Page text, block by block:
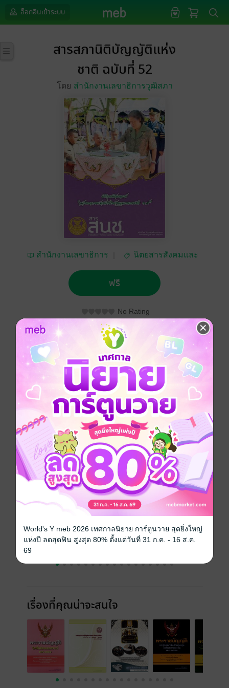
ล็อกอินเข้าระบบ
สารสภานิติบัญญัติแห่ง
ชาติ ฉบับที่ 52
โดย สำนักงานเลขาธิการวุฒิสภา
สำนักงานเลขาธิการ
นิตยสารสังคมและ
ฟรี
No Rating
ติดตาม แชร์
ประเภทไฟล์ pdf
วันที่วางขาย 01 พฤศจิกายน 2561
ความยาว 52 หน้า
ราคาปก
ฉบับย้อนหลัง ดูทั้งหมด
เรื่องที่คุณน่าจะสนใจ
World's Y meb 2026 เทศกาลนิยาย การ์ตูนวาย สุดยิ่งใหญ่
แห่งปี ลดสุดฟิน สูงสุด 80% ตั้งแต่วันที่ 31 ก.ค. - 16 ส.ค.
69